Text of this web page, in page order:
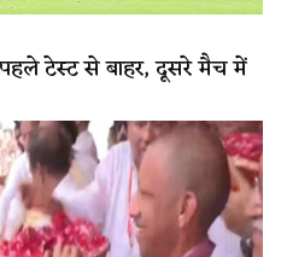
पहले टेस्ट से बाहर, दूसरे मैच में